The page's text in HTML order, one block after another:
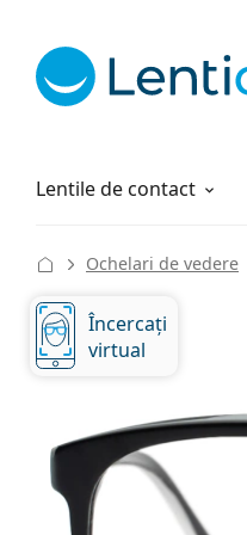
Lentile de contact
Soluții
Cum comandați
Ochelari de vedere
Încercați
virtual